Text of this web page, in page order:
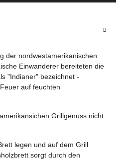
der nordwestamerikanischen
Einwanderer bereiteten die
"Indianer" bezeichnet -
auf feuchten
Grillgenuss nicht
legen und auf dem Grill
sorgt durch den